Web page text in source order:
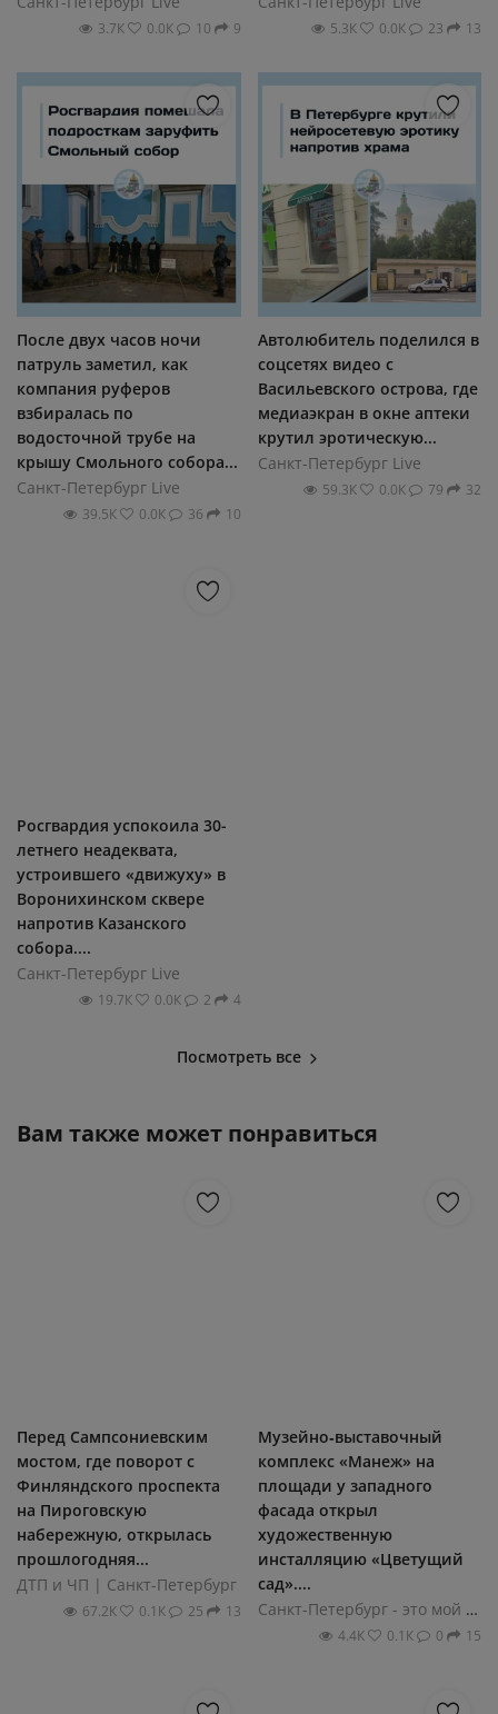
3.7К 0.0К 10 9 5.3К 0.0К 23 13
После двух часов ночи
патруль заметил, как
компания руферов
взбиралась по
водосточной трубе на
крышу Смольного собора...
Санкт-Петербург Live
39.5К 0.0К 36 10
Автолюбитель поделился в
соцсетях видео с
Васильевского острова, где
медиаэкран в окне аптеки
крутил эротическую...
Санкт-Петербург Live
59.3К 0.0К 79 32
Росгвардия успокоила 30-
летнего неадеквата,
устроившего «движуху» в
Воронихинском сквере
напротив Казанского
собора....
Санкт-Петербург Live
19.7К 0.0К 2 4
Посмотреть все
Вам также может понравиться
Перед Сампсониевским
мостом, где поворот с
Финляндского проспекта
на Пироговскую
набережную, открылась
прошлогодняя...
ДТП и ЧП | Санкт-Петербург
67.2К 0.1К 25 13
Музейно‑выставочный
комплекс «Манеж» на
площади у западного
фасада открыл
художественную
инсталляцию «Цветущий
сад»....
Санкт-Петербург - это мой город!
4.4К 0.1К 0 15